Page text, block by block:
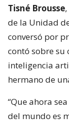
Tisné Brousse
de la Unidad
conversó por
contó sobre su
inteligencia
hermano de
“Que ahora
del mundo es